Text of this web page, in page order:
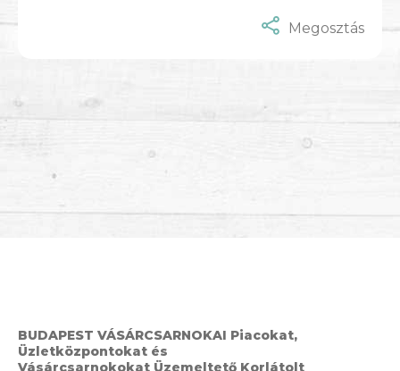
Megosztás
BUDAPEST VÁSÁRCSARNOKAI Piacokat,
Üzletközpontokat és
Vásárcsarnokokat Üzemeltető Korlátolt